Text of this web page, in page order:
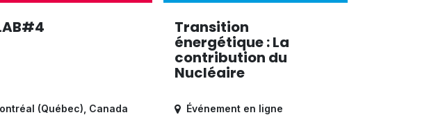
(Québec) Canada
Transition
énergétique : La
contribution du
Nucléaire
Événement en ligne